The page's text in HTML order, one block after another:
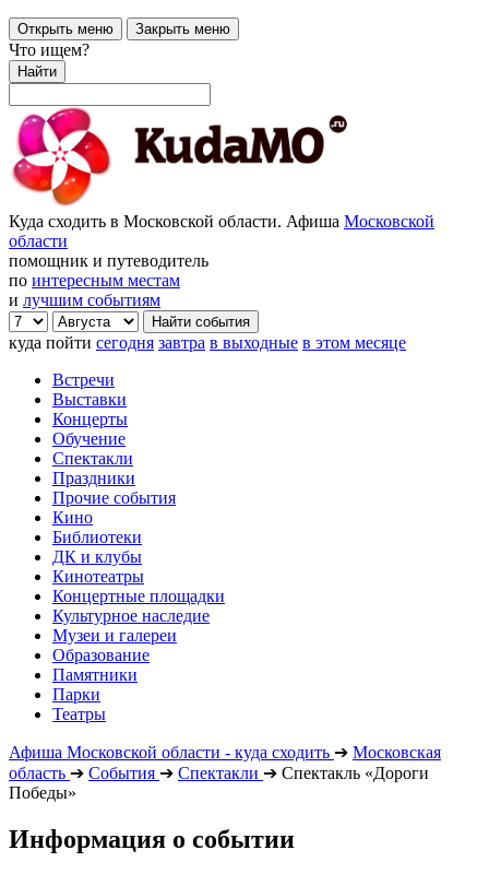
Открыть меню Закрыть меню
Что ищем?
Найти
Куда сходить в Московской области. Афиша Московской
области
помощник и путеводитель
по интересным местам
и лучшим событиям
куда пойти сегодня завтра в выходные в этом месяце
Встречи
Выставки
Концерты
Обучение
Спектакли
Праздники
Прочие события
Кино
Библиотеки
ДК и клубы
Кинотеатры
Концертные площадки
Культурное наследие
Музеи и галереи
Образование
Памятники
Парки
Театры
Афиша Московской области - куда сходить ➔ Московская
область ➔ События ➔ Спектакли ➔ Спектакль «Дороги
Победы»
Информация о событии